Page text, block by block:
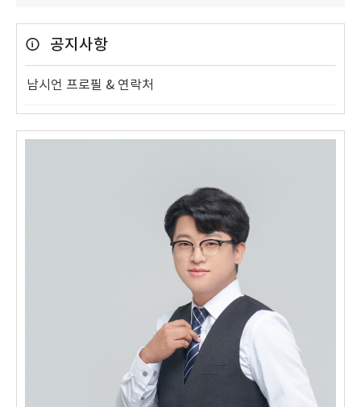
공지사항
남시언 프로필 & 연락처